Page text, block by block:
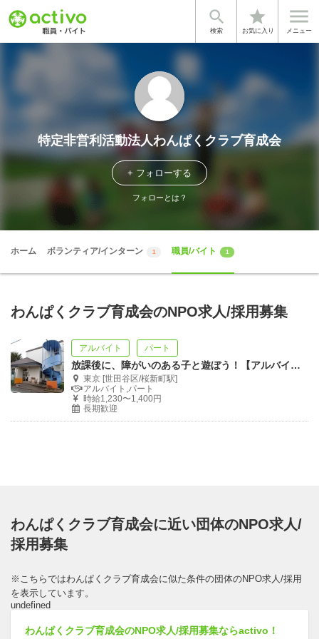

検索
star
お気に入り

メニュー
特定非営利活動法人わんぱくクラブ育成会
+ フォローする
フォローとは？
ホーム ボランティア/インターン 1 職員/バイト 1
わんぱくクラブ育成会のNPO求人/採用募集
アルバイト パート
放課後に、障がいのある子と遊ぼう！【アルバイト募集】
東京 [世田谷区/桜新町駅]
アルバイト,パート
時給1,230〜1,400円
長期歓迎
わんぱくクラブ育成会に近い団体のNPO求人/
採用募集
※こちらではわんぱくクラブ育成会に似た条件の団体のNPO求人/採用
を表示しています。
undefined
わんぱくクラブ育成会のNPO求人/採用募集ならactivo！